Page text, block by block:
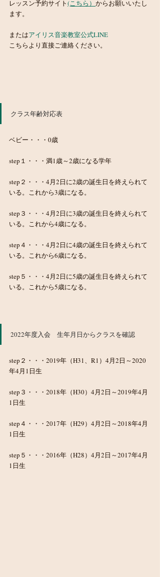
レッスン予約サイト(こちら） からお願いいたし
ます。
またはアイリス音楽教室公式LINE
こちらより直接ご連絡ください。
クラス年齢対応表
ベビー・・・0歳
step１・・・満1歳～2歳になる学年
step２・・・4月2日に2歳の誕生日を終えられて
いる。これから3歳になる。
step３・・・4月2日に3歳の誕生日を終えられて
いる。これから4歳になる。
step４・・・4月2日に4歳の誕生日を終えられて
いる。これから6歳になる。
step５・・・4月2日に5歳の誕生日を終えられて
いる。これから5歳になる。
2022年度入会　生年月日からクラスを確認
step２・・・2019年（H31、R1）4月2日～2020
年4月1日生
step３・・・2018年（H30）4月2日～2019年4月
1日生
step４・・・2017年（H29）4月2日～2018年4月
1日生
step５・・・2016年（H28）4月2日～2017年4月
1日生